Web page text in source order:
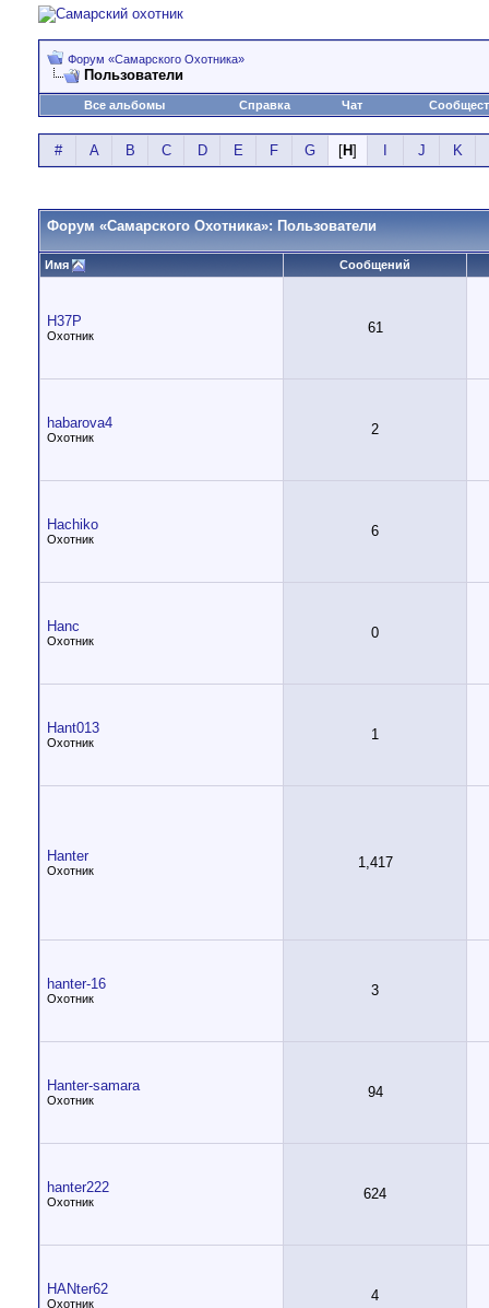
Форум «Самарского Охотника»
Пользователи
Все альбомы Справка Чат
# A B C D E F G [H] J K
Форум «Самарского Охотника»: Пользователи
Имя Сообщений
H37P
Охотник 61
habarova4
Охотник 2
Hachiko
Охотник 6
Hanc
Охотник 0
Hant013
Охотник 1
Hanter
Охотник 1,417
hanter-16
Охотник 3
Hanter-samara
Охотник 94
hanter222
Охотник 624
HANter62
Охотник 4